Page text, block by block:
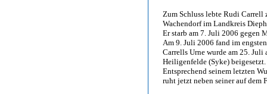
Zum Schluss lebte Rudi Carrell
Wachendorf im Landkreis
Er starb am 7. Juli 2006 gegen
Am 9. Juli 2006 fand im
Carrells Urne wurde am 25.
Heiligenfelde (Syke) beigesetzt.
Entsprechend seinem letzten
ruht jetzt neben seiner auf dem